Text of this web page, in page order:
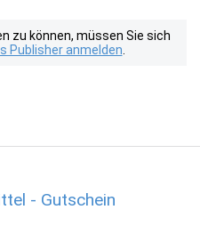
zu können, müssen Sie sich
Publisher anmelden
- Gutschein